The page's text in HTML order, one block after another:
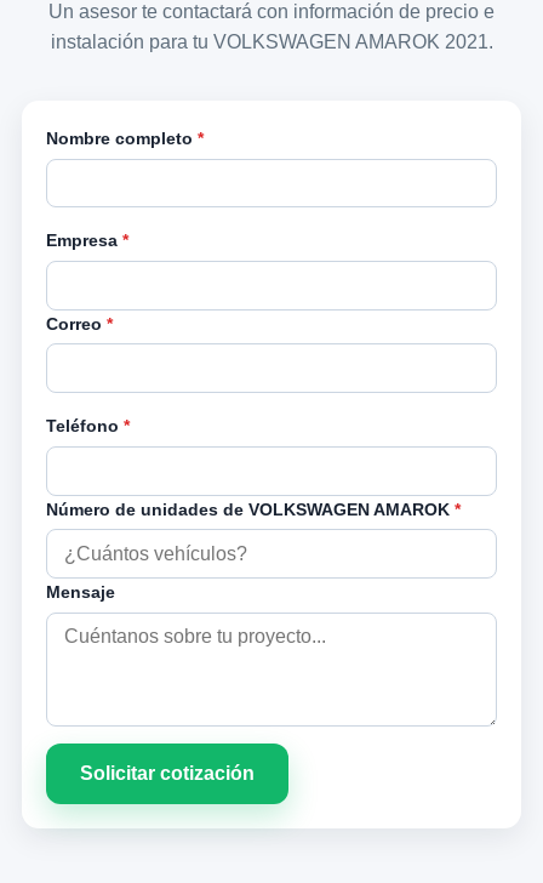
Un asesor te contactará con información de precio e
instalación para tu VOLKSWAGEN AMAROK 2021.
Nombre completo *
Empresa *
Correo *
Teléfono *
Número de unidades de VOLKSWAGEN AMAROK *
Mensaje
Solicitar cotización